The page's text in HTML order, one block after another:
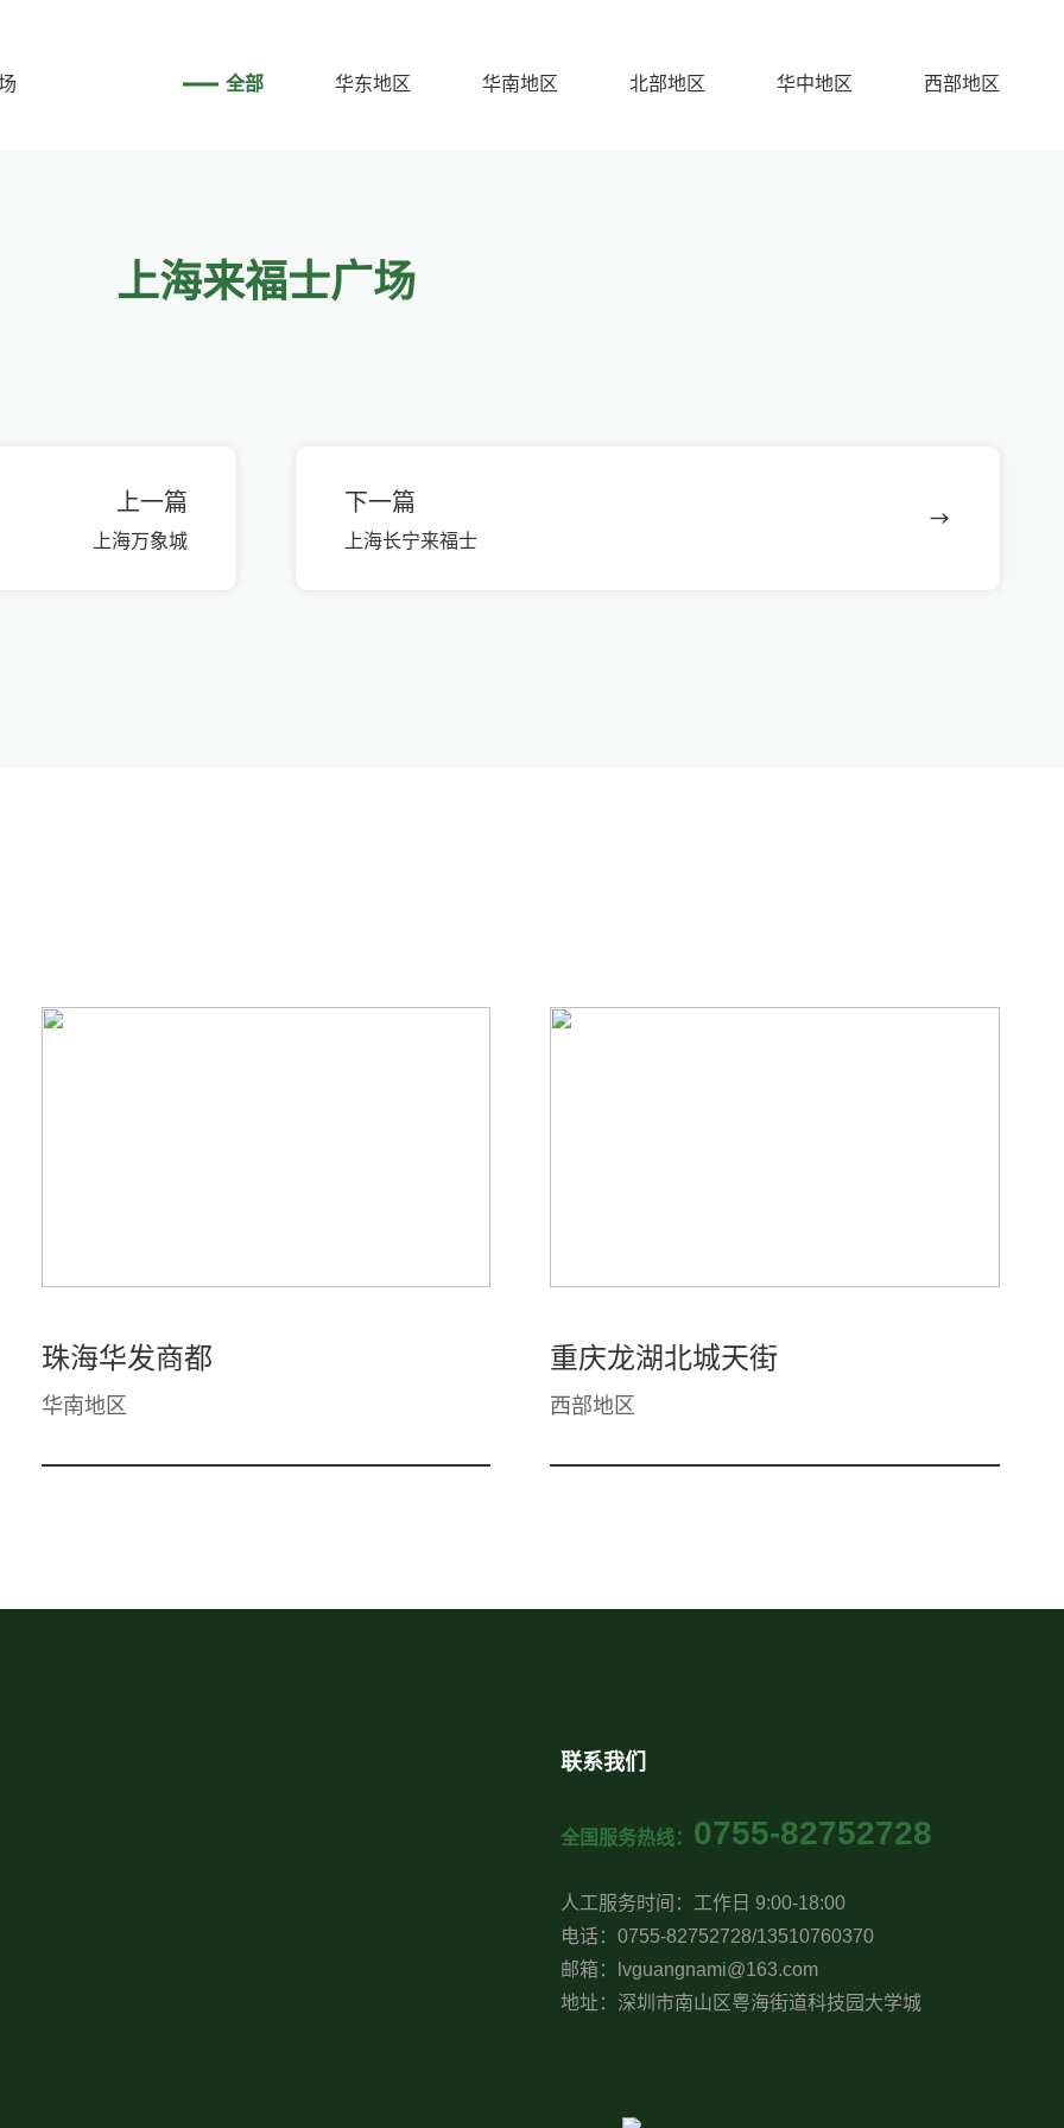
全部 华东地区 华南地区 北部地区 华中地区 西部地区
上海来福士广场
上一篇
上海万象城
下一篇
上海长宁来福士
珠海华发商都
华南地区
重庆龙湖北城天街
西部地区
联系我们
全国服务热线： 0755-82752728
人工服务时间：工作日 9:00-18:00
电话：0755-82752728/13510760370
邮箱：lvguangnami@163.com
地址：深圳市南山区粤海街道科技园大学城